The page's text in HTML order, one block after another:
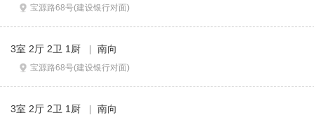
宝源路68号(建设银行对面)
3室 2厅 2卫 1厨 | 南向
宝源路68号(建设银行对面)
3室 2厅 2卫 1厨 | 南向